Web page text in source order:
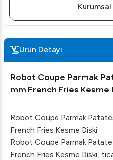
Ürün Detayı
Robot Coupe Parmak
mm French Fries Kesme
Robot Coupe Parmak
French Fries Kesme Diski
Robot Coupe Parmak
French Fries Kesme Diski,